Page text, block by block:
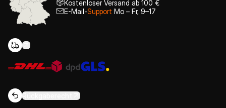
Kostenloser Versand ab 100 €
E-Mail-Support Mo – Fr, 9–17
Rückgaberecht